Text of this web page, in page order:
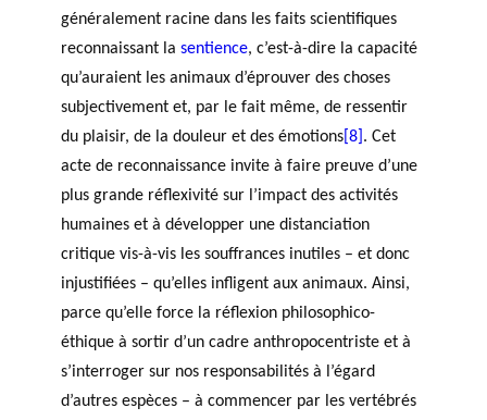
généralement racine dans les faits scientifiques
reconnaissant la sentience, c’est-à-dire la capacité
qu’auraient les animaux d’éprouver des choses
subjectivement et, par le fait même, de ressentir
du plaisir, de la douleur et des émotions [8] . Cet
acte de reconnaissance invite à faire preuve d’une
plus grande réflexivité sur l’impact des activités
humaines et à développer une distanciation
critique vis-à-vis les souffrances inutiles – et donc
injustifiées – qu’elles infligent aux animaux. Ainsi,
parce qu’elle force la réflexion philosophico-
éthique à sortir d’un cadre anthropocentriste et à
s’interroger sur nos responsabilités à l’égard
d’autres espèces – à commencer par les vertébrés